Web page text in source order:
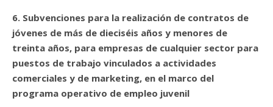
6. Subvenciones para la realización de contratos de
jóvenes de más de dieciséis años y menores de
treinta años, para empresas de cualquier sector para
puestos de trabajo vinculados a actividades
comerciales y de marketing, en el marco del
programa operativo de empleo juvenil